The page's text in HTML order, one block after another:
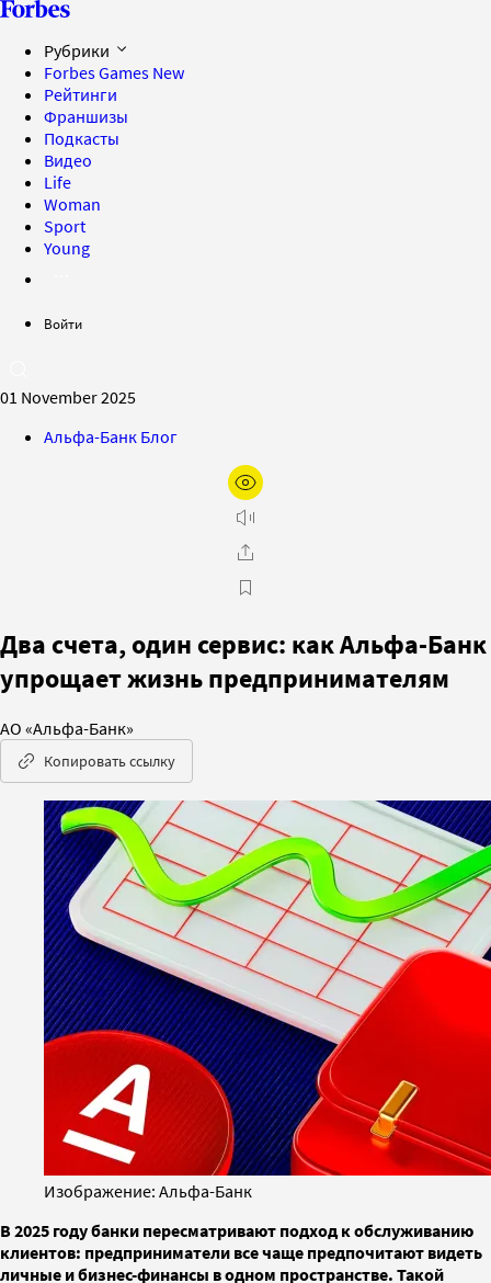
Рубрики
Forbes Games New
Рейтинги
Франшизы
Подкасты
Видео
Life
Woman
Sport
Young
Войти
01 November 2025
Альфа-Банк Блог
Два счета, один сервис: как Альфа-Банк
упрощает жизнь предпринимателям
АО «Альфа-Банк»
Копировать ссылку
Изображение: Альфа-Банк
В 2025 году банки пересматривают подход к обслуживанию
клиентов: предприниматели все чаще предпочитают видеть
личные и бизнес-финансы в одном пространстве. Такой